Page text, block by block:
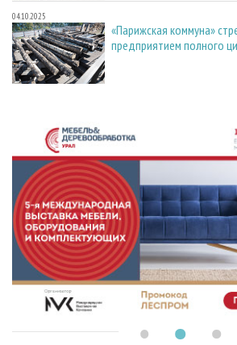
04.10.2025
«Парижская коммуна»
предприятием полного